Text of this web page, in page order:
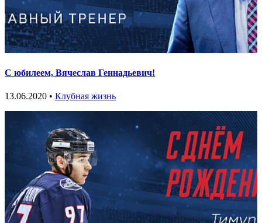
С юбилеем, Вячеслав Геннадьевич!
13.06.2020 • Клубная жизнь